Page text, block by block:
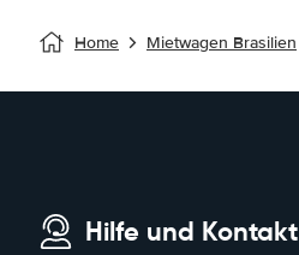
Home Mietwagen Brasilien
Hilfe und Kontakt